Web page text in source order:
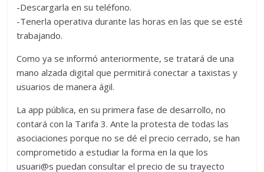
-Descargarla en su teléfono.
-Tenerla operativa durante las horas en las que se esté
trabajando.
Como ya se informó anteriormente, se tratará de una
mano alzada digital que permitirá conectar a taxistas y
usuarios de manera ágil.
La app pública, en su primera fase de desarrollo, no
contará con la Tarifa 3. Ante la protesta de todas las
asociaciones porque no se dé el precio cerrado, se han
comprometido a estudiar la forma en la que los
usuari@s puedan consultar el precio de su trayecto